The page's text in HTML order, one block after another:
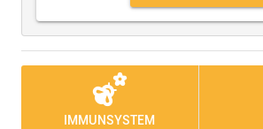
emoji_nature
IMMUNSYSTEM